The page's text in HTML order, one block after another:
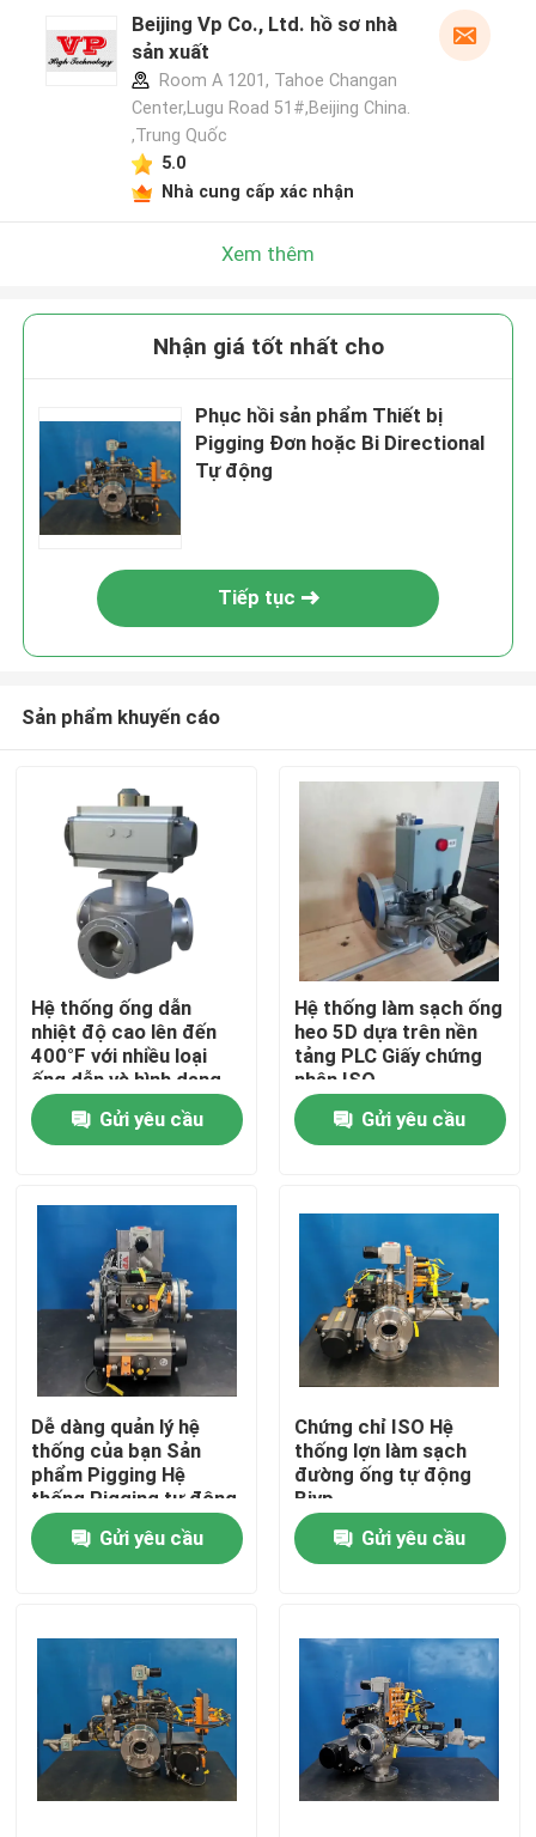
Trang chủ
Video
Về chúng tôi
Tham quan nhà máy
Kiểm soát chất lượng
Các trường hợp
Beijing Vp Co., Ltd. hồ sơ nhà
sản xuất
Room A 1201, Tahoe Changan
Center,Lugu Road 51#,Beijing China.
,Trung Quốc
5.0
Nhà cung cấp xác nhận
Xem thêm
Nhận giá tốt nhất cho
Phục hồi sản phẩm Thiết bị
Pigging Đơn hoặc Bi Directional
Tự động
Tiếp tục
Sản phẩm khuyến cáo
Hệ thống ống dẫn
nhiệt độ cao lên đến
400°F với nhiều loại
ống dẫn và hình dạng
Gửi yêu cầu
Hệ thống làm sạch ống
heo 5D dựa trên nền
tảng PLC Giấy chứng
nhận ISO
Gửi yêu cầu
Dễ dàng quản lý hệ
thống của bạn Sản
phẩm Pigging Hệ
thống Pigging tự động
Bjvp
Gửi yêu cầu
Chứng chỉ ISO Hệ
thống lợn làm sạch
đường ống tự động
Bjvp
Gửi yêu cầu